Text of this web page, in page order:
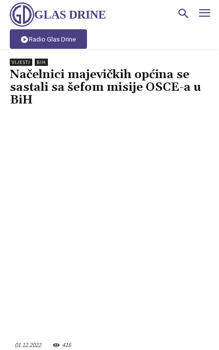
GLAS DRINE
Radio Glas Drine
VIJESTI BIH
Načelnici majevičkih općina se
sastali sa šefom misije OSCE-a u
BiH
01.12.2022 416